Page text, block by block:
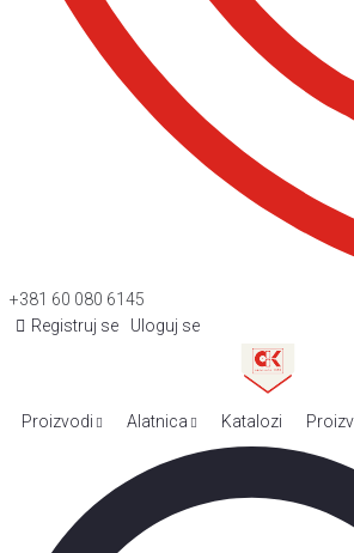
+381 60 080 6145
Registruj se
Uloguj se
Proizvodi Alatnica Katalozi